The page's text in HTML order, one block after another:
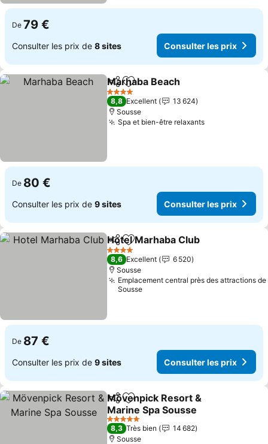
De 79 €
Consulter les prix de 8 sites Consulter les prix
PartagerAjouter à mes favoris
Marhaba Beach
4 Étoiles
8,8 Excellent
13 624
Sousse
Spa et bien-être relaxantsConsulter les
De 80 €
Consulter les prix de 9 sites Consulter les prix
PartagerAjouter à mes favoris
Hotel Marhaba Club
4 Étoiles
8,6 Excellent
6 520
Sousse
Emplacement central près des attractions de
Sousse
De 87 €
Consulter les prix de 9 sites Consulter les prix
PartagerAjouter à mes favoris
Mövenpick Resort &
Marine Spa Sousse
Consulter les prix
5 Étoiles
8,3 Très bien
14 682
Sousse